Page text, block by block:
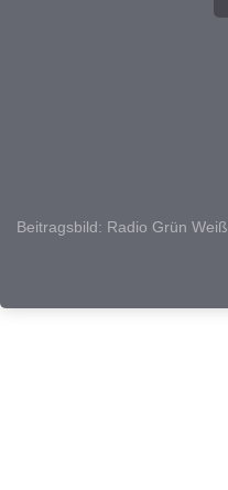
Beitragsbild: Radio Grün Weiß